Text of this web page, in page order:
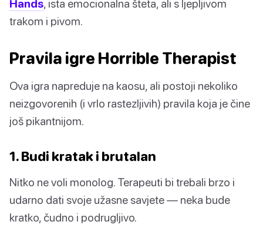
Hands, ista emocionalna šteta, ali s ljepljivom
trakom i pivom.
Pravila igre Horrible Therapist
Ova igra napreduje na kaosu, ali postoji nekoliko
neizgovorenih (i vrlo rastezljivih) pravila koja je čine
još pikantnijom.
1. Budi kratak i brutalan
Nitko ne voli monolog. Terapeuti bi trebali brzo i
udarno dati svoje užasne savjete — neka bude
kratko, čudno i podrugljivo.